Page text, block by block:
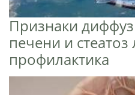
Признаки
печени и
профилактика